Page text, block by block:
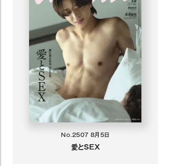
No.2507 8月5日
愛とSEX